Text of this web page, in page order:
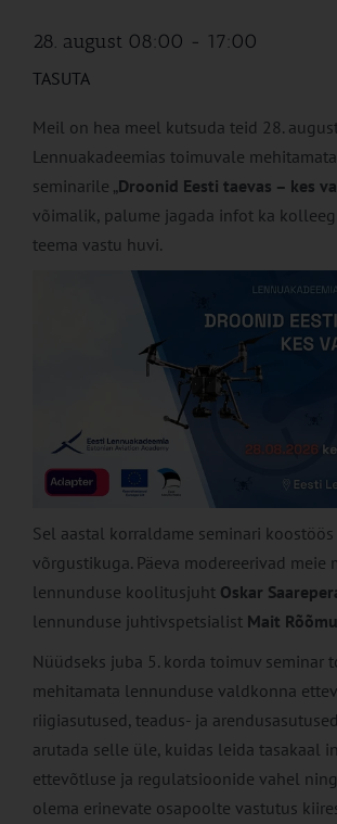
28. august 08:00 - 17:00
TASUTA
Meil on hea meel kutsuda teid 28.
Lennuakadeemias toimuvale
seminarile „Droonid Eesti taevas – kes
võimalik, palume jagada infot ka
teema vastu huvi.
Sel aastal korraldame seminari koostöös
võrgustikuga. Päeva modereerivad meie
lennunduse koolitusjuht Oskar
lennunduse juhtivspetsialist Mait
Nüüdseks juba 5. korda toimuv seminar
mehitamata lennunduse valdkonna
riigiasutused, teadus- ja
arutada selle üle, kuidas leida tasakaal
ettevõtluse ja regulatsioonide vahel
olema erinevate osapoolte vastutus